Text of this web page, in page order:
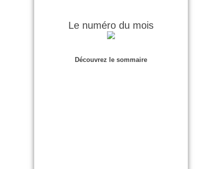
Le numéro du mois
Découvrez le sommaire